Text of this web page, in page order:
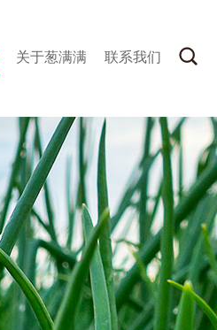
关于葱满满 联系我们